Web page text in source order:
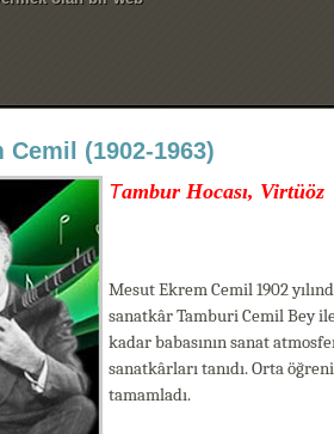
Cemil (1902-1963)
Tambur Hocası, Virtüöz
Mesut Ekrem Cemil 1902
sanatkâr Tamburi Cemil Bey ile
kadar babasının sanat
sanatkârları tanıdı. Orta
tamamladı.